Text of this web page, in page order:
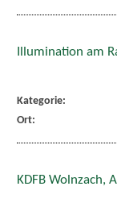
Illumination am
Kategorie:
Ort:
KDFB Wolnzach,